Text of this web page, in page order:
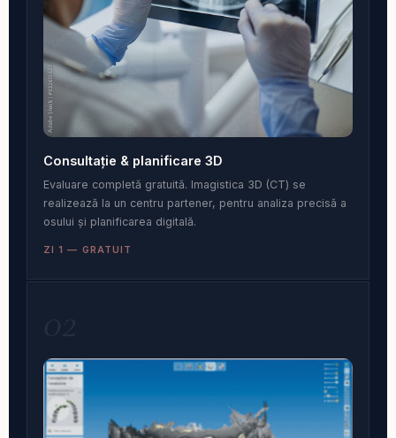
Consultație & planificare 3D
Evaluare completă gratuită. Imagistica 3D (CT) se
realizează la un centru partener, pentru analiza precisă a
osului și planificarea digitală.
ZI 1 — GRATUIT